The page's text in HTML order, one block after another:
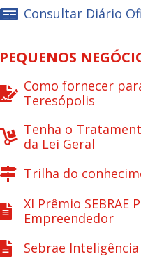
Consultar Diário
PEQUENOS
Como fornecer
Teresópolis
Tenha o
da Lei Geral
Trilha do
XI Prêmio SEBRAE
Empreendedor
Sebrae